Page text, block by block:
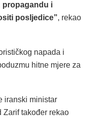
propagandu i
posljedice”, rekao
napada i
hitne mjere za
iranski ministar
Zarif također rekao